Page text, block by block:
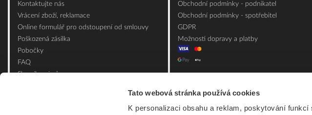
Tato webová stránka používá cookies
K personalizaci obsahu a reklam, poskytování
Kontaktujte nás
Vrácení zboží, reklamace
Online formulář pro odstoupení od smlouvy
Poškozená zásilka
Pobočky
FAQ
Slovník pojmů
Obchodní podmínky - podnikatel
Obchodní podmínky - spotřebitel
GDPR
Možnosti dopravy a platby